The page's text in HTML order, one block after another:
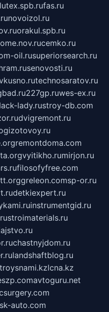
fas.ru
novoizol.ru
orakul.spb.ru
cemko.ru
oil.rusuperiorsearch.ru
senovosti.ru
technosaratov.ru
227gp.ruwes-ex.ru
lady.rustroy-db.com
dvigremont.ru
remontdoma.com
vyitikho.rumirjon.ru
filosofyfree.com
greleon.comsp-or.ru
detkiexpert.ru
instrumentgid.ru
stroimaterials.ru
chastnyjdom.ru
landshaftblog.ru
lcna.kz
avtoguru.net
auto.com